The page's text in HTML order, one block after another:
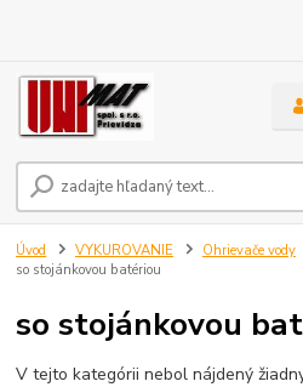
Úvod VYKUROVANIE Ohrievače vody
so stojánkovou batériou
so stojánkovou
V tejto kategórii nebol nájdený